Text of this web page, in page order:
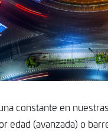
constante en
edad (avanzada) o